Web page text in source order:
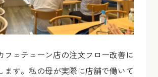
フェチェーン店の注文フロー改善に
ます。私の母が実際に店舗で働いて